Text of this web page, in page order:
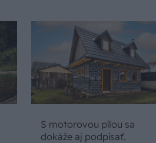
S motorovou pílou sa
dokáže aj podpísať.